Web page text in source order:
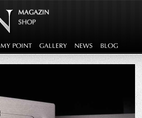
MAGAZIN
SHOP
MY POINT GALLERY NEWS BLOG